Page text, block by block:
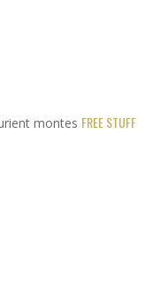
montes FREE STUFF